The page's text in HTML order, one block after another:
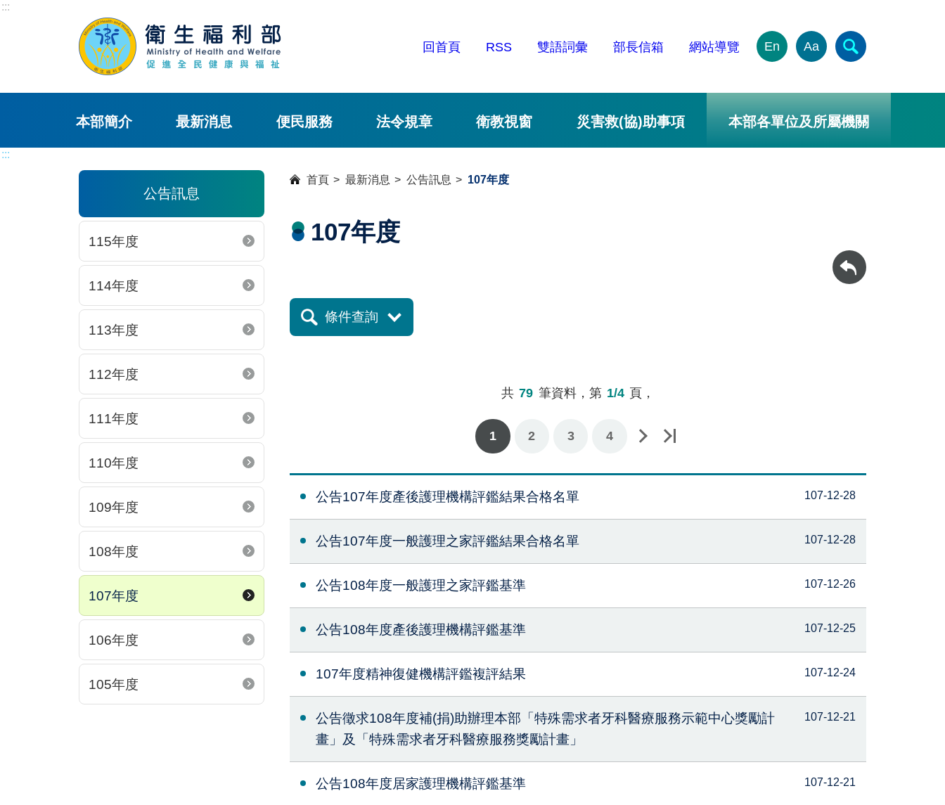
:::
回首頁 RSS 雙語詞彙 部長信箱 網站導覽 En Aa
本部簡介 最新消息 便民服務 法令規章 衛教視窗 災害救(協)助事項 本部各單位及所屬機關
:::
公告訊息
115年度
114年度
113年度
112年度
111年度
110年度
109年度
108年度
107年度
106年度
105年度
首頁 最新消息 公告訊息 107年度
107年度
回上一頁
條件查詢
共 79 筆資料，第 1/4 頁，
1 2 3 4
下一頁最後一頁
公告107年度產後護理機構評鑑結果合格名單 107-12-28
公告107年度一般護理之家評鑑結果合格名單 107-12-28
公告108年度一般護理之家評鑑基準 107-12-26
公告108年度產後護理機構評鑑基準 107-12-25
107年度精神復健機構評鑑複評結果 107-12-24
公告徵求108年度補(捐)助辦理本部「特殊需求者牙科醫療服務示範中心獎勵計
畫」及「特殊需求者牙科醫療服務獎勵計畫」
107-12-21
公告108年度居家護理機構評鑑基準 107-12-21